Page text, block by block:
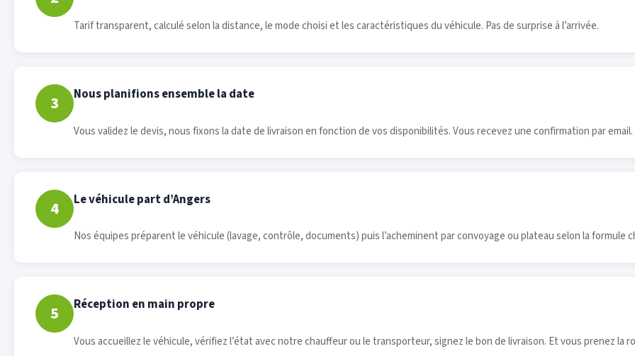
Tarif transparent, calculé selon la distance, le mode choisi et les caractéristiques du véhicule. Pas de surprise à l’arrivée.
3 Nous planifions ensemble la date
Vous validez le devis, nous fixons la date de livraison en fonction de vos disponibilités. Vous recevez une confirmation par email.
4 Le véhicule part d’Angers
Nos équipes préparent le véhicule (lavage, contrôle, documents) puis l’acheminent par convoyage ou plateau selon la formule
5 Réception en main propre
Vous accueillez le véhicule, vérifiez l’état avec notre chauffeur ou le transporteur, signez le bon de livraison. Et vous prenez la